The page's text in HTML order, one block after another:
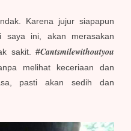
Karena jujur siapapun
saya ini, akan merasakan
sakit. #Cantsmilewithoutyou
melihat keceriaan dan
pasti akan sedih dan